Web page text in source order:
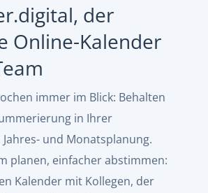
der
Online-Kalender
immer im Blick: Behalten
in Ihrer
und Monatsplanung.
planen, einfacher abstimmen:
Kalender mit Kollegen, der